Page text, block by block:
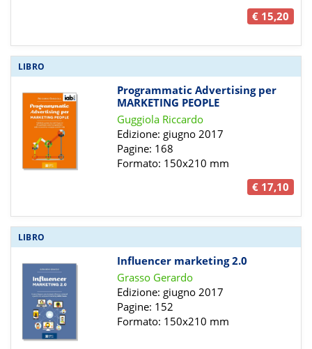
€ 15,20
LIBRO
Programmatic Advertising per
MARKETING PEOPLE
Guggiola Riccardo
Edizione: giugno 2017
Pagine: 168
Formato: 150x210 mm
€ 17,10
LIBRO
Influencer marketing 2.0
Grasso Gerardo
Edizione: giugno 2017
Pagine: 152
Formato: 150x210 mm